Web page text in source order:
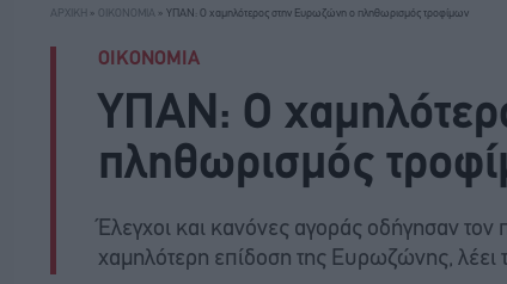
ΑΡΧΙΚΗ » ΟΙΚΟΝΟΜΙΑ » ΥΠΑΝ: Ο χαμηλότερος στην Ευρωζώνη ο πληθωρισμός τροφίμων
ΟΙΚΟΝΟΜΙΑ
ΥΠΑΝ: Ο
πληθωρισμός
Έλεγχοι και κανόνες αγοράς οδήγησαν
χαμηλότερη επίδοση της Ευρωζώνης, λέει